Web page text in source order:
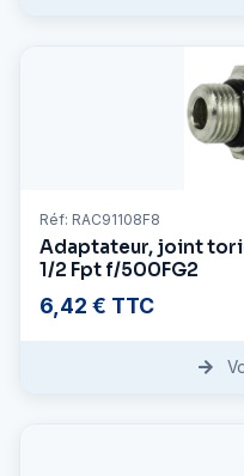
Réf: RAC91108F8
Adaptateur, joint
1/2 Fpt f/500FG2
6,42 € TTC